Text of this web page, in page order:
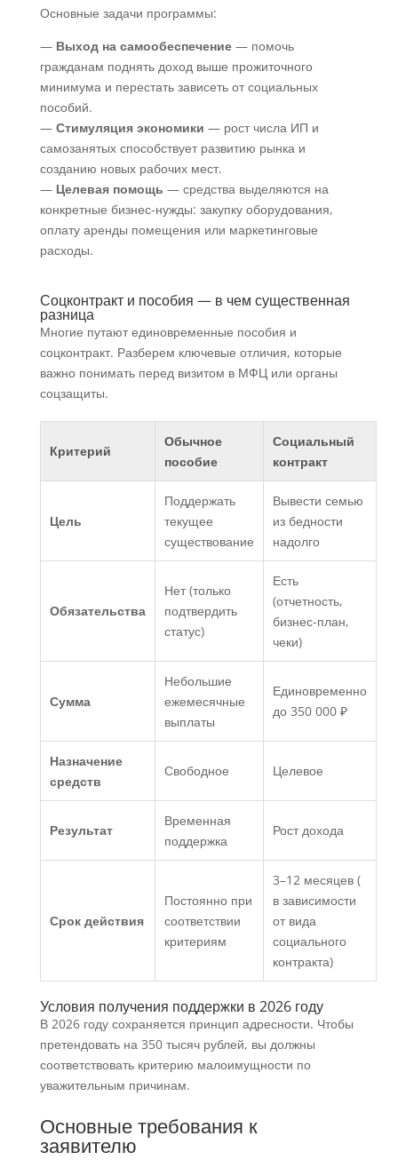
Основные задачи программы:
— Выход на самообеспечение— помочь
гражданам поднять доход выше прожиточного
минимума и перестать зависеть от социальных
пособий.
— Стимуляция экономики — рост числа ИП и
самозанятых способствует развитию рынка и
созданию новых рабочих мест.
— Целевая помощь — средства выделяются на
конкретные бизнес-нужды: закупку оборудования,
оплату аренды помещения или маркетинговые
расходы.
Соцконтракт и пособия — в чем существенная
разница
Многие путают единовременные пособия и
соцконтракт. Разберем ключевые отличия, которые
важно понимать перед визитом в МФЦ или органы
соцзащиты.
Критерий
Обычное
пособие
Социальный
контракт
Цель
Поддержать
текущее
существование
Вывести семью
из бедности
надолго
Обязательства
Нет (только
подтвердить
статус)
Есть
(отчетность,
бизнес-план,
чеки)
Сумма
Небольшие
ежемесячные
выплаты
Единовременно
до 350 000 ₽
Назначение
средств
Свободное Целевое
Результат
Временная
поддержка
Рост дохода
Срок действия
Постоянно при
соответствии
критериям
3–12 месяцев (
в зависимости
от вида
социального
контракта)
Условия получения поддержки в 2026 году
В 2026 году сохраняется принцип адресности. Чтобы
претендовать на 350 тысяч рублей, вы должны
соответствовать критерию малоимущности по
уважительным причинам.
Основные требования к
заявителю